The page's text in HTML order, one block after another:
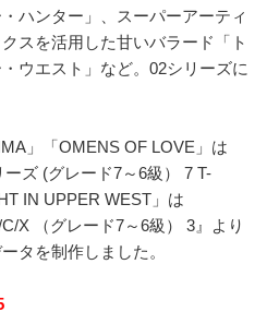
ハンター」、スーパーアーティ
スを活用した甘いバラード「ト
ウエスト」など。02シリーズに
」「OMENS OF LOVE」は
ーズ (グレード7～6級） 7 T-
IN UPPER WEST」は
X （グレード7～6級） 3』より
タを制作しました。